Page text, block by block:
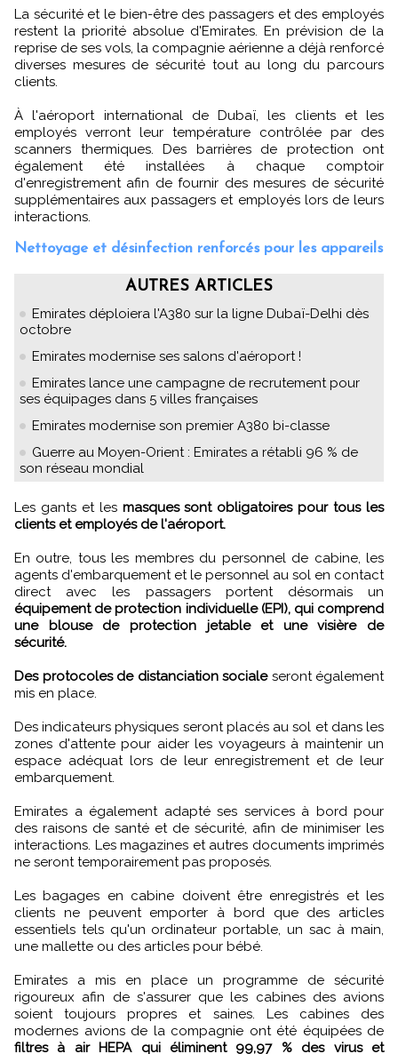
La sécurité et le bien-être des passagers et des employés
restent la priorité absolue d'Emirates. En prévision de la
reprise de ses vols, la compagnie aérienne a déjà renforcé
diverses mesures de sécurité tout au long du parcours
clients.
À l'aéroport international de Dubaï, les clients et les
employés verront leur température contrôlée par des
scanners thermiques. Des barrières de protection ont
également été installées à chaque comptoir
d'enregistrement afin de fournir des mesures de sécurité
supplémentaires aux passagers et employés lors de leurs
interactions.
Nettoyage et désinfection renforcés pour les appareils
AUTRES ARTICLES
Emirates déploiera l'A380 sur la ligne Dubaï-Delhi dès
octobre
Emirates modernise ses salons d'aéroport !
Emirates lance une campagne de recrutement pour
ses équipages dans 5 villes françaises
Emirates modernise son premier A380 bi-classe
Guerre au Moyen-Orient : Emirates a rétabli 96 % de
son réseau mondial
Les gants et les masques sont obligatoires pour tous les
clients et employés de l'aéroport.
En outre, tous les membres du personnel de cabine, les
agents d'embarquement et le personnel au sol en contact
direct avec les passagers portent désormais un
équipement de protection individuelle (EPI), qui comprend
une blouse de protection jetable et une visière de
sécurité.
Des protocoles de distanciation sociale seront également
mis en place.
Des indicateurs physiques seront placés au sol et dans les
zones d'attente pour aider les voyageurs à maintenir un
espace adéquat lors de leur enregistrement et de leur
embarquement.
Emirates a également adapté ses services à bord pour
des raisons de santé et de sécurité, afin de minimiser les
interactions. Les magazines et autres documents imprimés
ne seront temporairement pas proposés.
Les bagages en cabine doivent être enregistrés et les
clients ne peuvent emporter à bord que des articles
essentiels tels qu'un ordinateur portable, un sac à main,
une mallette ou des articles pour bébé.
Emirates a mis en place un programme de sécurité
rigoureux afin de s'assurer que les cabines des avions
soient toujours propres et saines. Les cabines des
modernes avions de la compagnie ont été équipées de
filtres à air HEPA qui éliminent 99,97 % des virus et